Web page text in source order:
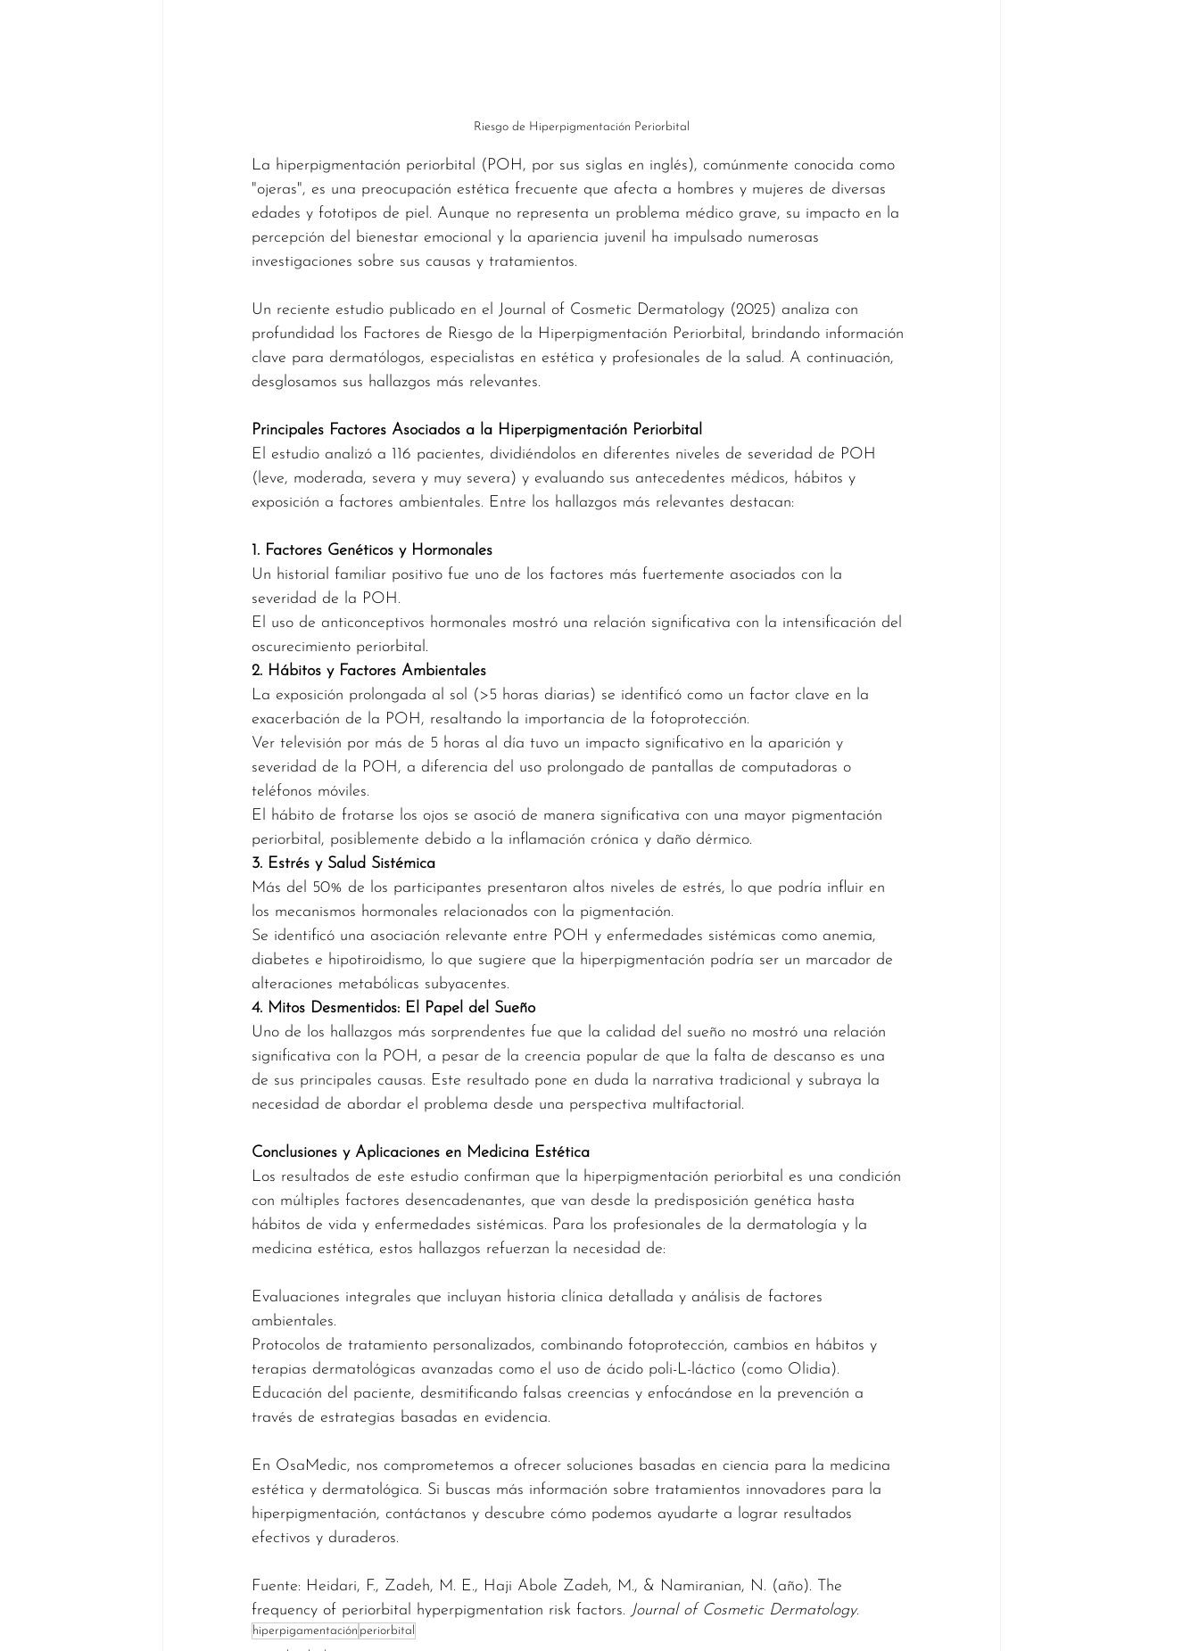
Riesgo de Hiperpigmentación Periorbital
La hiperpigmentación periorbital (POH, por sus siglas en inglés), comúnmente conocida como
"ojeras", es una preocupación estética frecuente que afecta a hombres y mujeres de diversas
edades y fototipos de piel. Aunque no representa un problema médico grave, su impacto en la
percepción del bienestar emocional y la apariencia juvenil ha impulsado numerosas
investigaciones sobre sus causas y tratamientos.
Un reciente estudio publicado en el Journal of Cosmetic Dermatology (2025) analiza con
profundidad los Factores de Riesgo de la Hiperpigmentación Periorbital, brindando información
clave para dermatólogos, especialistas en estética y profesionales de la salud. A continuación,
desglosamos sus hallazgos más relevantes.
Principales Factores Asociados a la Hiperpigmentación Periorbital
El estudio analizó a 116 pacientes, dividiéndolos en diferentes niveles de severidad de POH
(leve, moderada, severa y muy severa) y evaluando sus antecedentes médicos, hábitos y
exposición a factores ambientales. Entre los hallazgos más relevantes destacan:
1. Factores Genéticos y Hormonales
Un historial familiar positivo fue uno de los factores más fuertemente asociados con la
severidad de la POH.
El uso de anticonceptivos hormonales mostró una relación significativa con la intensificación del
oscurecimiento periorbital.
2. Hábitos y Factores Ambientales
La exposición prolongada al sol (>5 horas diarias) se identificó como un factor clave en la
exacerbación de la POH, resaltando la importancia de la fotoprotección.
Ver televisión por más de 5 horas al día tuvo un impacto significativo en la aparición y
severidad de la POH, a diferencia del uso prolongado de pantallas de computadoras o
teléfonos móviles.
El hábito de frotarse los ojos se asoció de manera significativa con una mayor pigmentación
periorbital, posiblemente debido a la inflamación crónica y daño dérmico.
3. Estrés y Salud Sistémica
Más del 50% de los participantes presentaron altos niveles de estrés, lo que podría influir en
los mecanismos hormonales relacionados con la pigmentación.
Se identificó una asociación relevante entre POH y enfermedades sistémicas como anemia,
diabetes e hipotiroidismo, lo que sugiere que la hiperpigmentación podría ser un marcador de
alteraciones metabólicas subyacentes.
4. Mitos Desmentidos: El Papel del Sueño
Uno de los hallazgos más sorprendentes fue que la calidad del sueño no mostró una relación
significativa con la POH, a pesar de la creencia popular de que la falta de descanso es una
de sus principales causas. Este resultado pone en duda la narrativa tradicional y subraya la
necesidad de abordar el problema desde una perspectiva multifactorial.
Conclusiones y Aplicaciones en Medicina Estética
Los resultados de este estudio confirman que la hiperpigmentación periorbital es una condición
con múltiples factores desencadenantes, que van desde la predisposición genética hasta
hábitos de vida y enfermedades sistémicas. Para los profesionales de la dermatología y la
medicina estética, estos hallazgos refuerzan la necesidad de:
Evaluaciones integrales que incluyan historia clínica detallada y análisis de factores
ambientales.
Protocolos de tratamiento personalizados, combinando fotoprotección, cambios en hábitos y
terapias dermatológicas avanzadas como el uso de ácido poli-L-láctico (como Olidia).
Educación del paciente, desmitificando falsas creencias y enfocándose en la prevención a
través de estrategias basadas en evidencia.
En OsaMedic, nos comprometemos a ofrecer soluciones basadas en ciencia para la medicina
estética y dermatológica. Si buscas más información sobre tratamientos innovadores para la
hiperpigmentación, contáctanos y descubre cómo podemos ayudarte a lograr resultados
efectivos y duraderos.
Fuente: Heidari, F., Zadeh, M. E., Haji Abole Zadeh, M., & Namiranian, N. (año). The
frequency of periorbital hyperpigmentation risk factors. Journal of Cosmetic Dermatology.
hiperpigamentación periorbital